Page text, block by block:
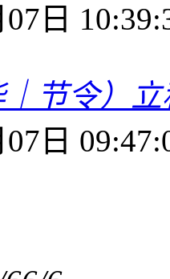
日
｜节令）
日